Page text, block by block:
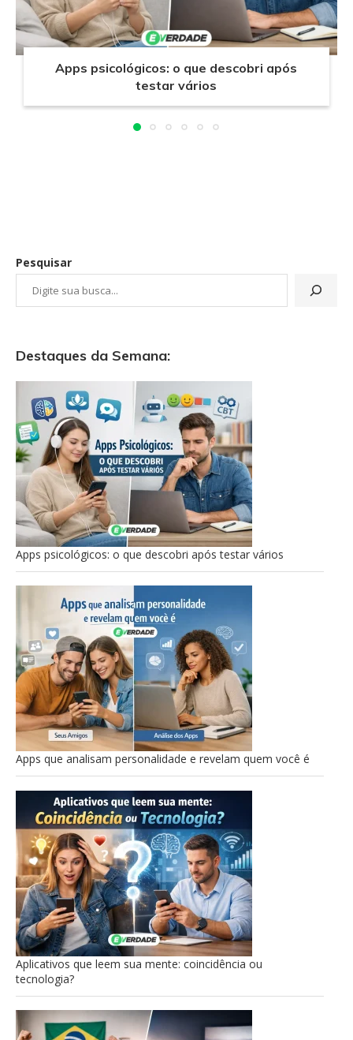
Apps psicológicos: o que descobri após
testar vários
Pesquisar
Destaques da Semana:
Apps psicológicos: o que descobri após testar vários
Apps que analisam personalidade e revelam quem você é
Aplicativos que leem sua mente: coincidência ou
tecnologia?